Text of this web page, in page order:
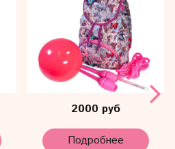
2000 руб
Подробнее